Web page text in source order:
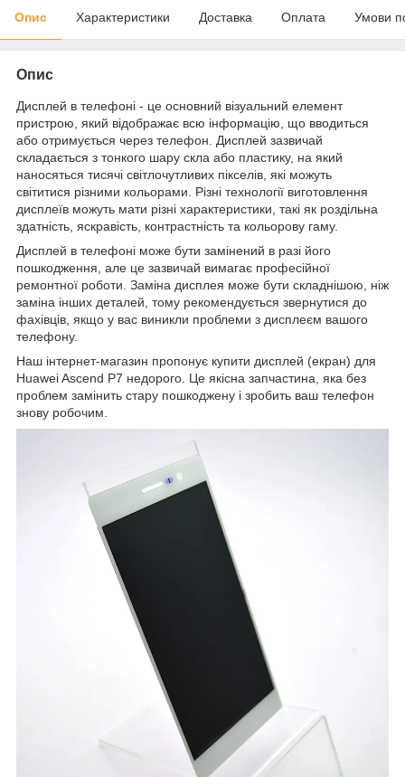
Опис Характеристики Доставка Оплата Умови
Опис
Дисплей в телефоні - це основний візуальний елемент
пристрою, який відображає всю інформацію, що вводиться
або отримується через телефон. Дисплей зазвичай
складається з тонкого шару скла або пластику, на який
наносяться тисячі світлочутливих пікселів, які можуть
світитися різними кольорами. Різні технології виготовлення
дисплеїв можуть мати різні характеристики, такі як роздільна
здатність, яскравість, контрастність та кольорову гаму.
Дисплей в телефоні може бути замінений в разі його
пошкодження, але це зазвичай вимагає професійної
ремонтної роботи. Заміна дисплея може бути складнішою, ніж
заміна інших деталей, тому рекомендується звернутися до
фахівців, якщо у вас виникли проблеми з дисплеєм вашого
телефону.
Наш інтернет-магазин пропонує купити дисплей (екран) для
Huawei Ascend P7 недорого. Це якісна запчастина, яка без
проблем замінить стару пошкоджену і зробить ваш телефон
знову робочим.